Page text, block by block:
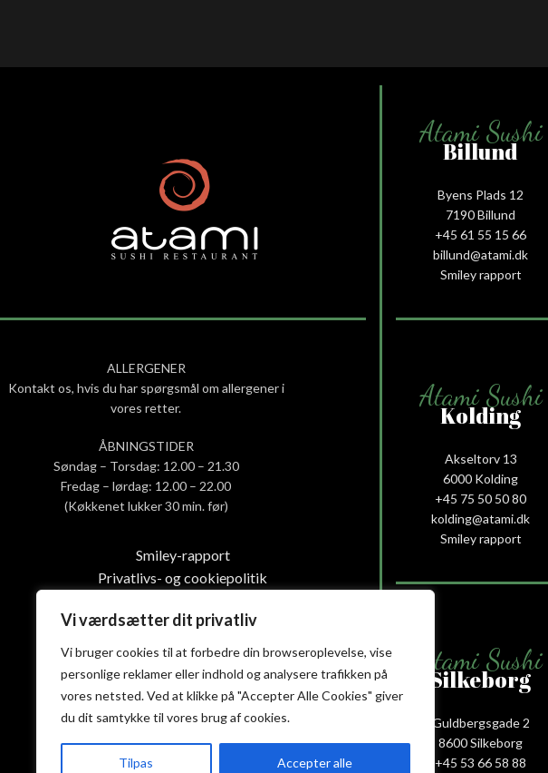
Vi værdsætter dit privatliv
Vi bruger cookies til at forbedre din browseroplevelse, vise
personlige reklamer eller indhold og analysere trafikken på
vores netsted. Ved at klikke på "Accepter Alle Cookies" giver
du dit samtykke til vores brug af cookies.
Tilpas Accepter alle
ALLERGENER
Kontakt os, hvis du har spørgsmål om allergener i
vores retter.
ÅBNINGSTIDER
Søndag – Torsdag: 12.00 – 21.30
Fredag – lørdag: 12.00 – 22.00
(Køkkenet lukker 30 min. før)
Smiley-rapport
Privatlivs- og cookiepolitik
Atami Sushi
Billund
Byens Plads 12
7190 Billund
+45 61 55 15 66‬
billund@atami.dk
Smiley rapport
Atami Sushi
Kolding
Akseltorv 13
6000 Kolding
+45 75 50 50 80
kolding@atami.dk
Smiley rapport
Atami Sushi
Silkeborg
Guldbergsgade 2
8600 Silkeborg
+45 53 66 58 88